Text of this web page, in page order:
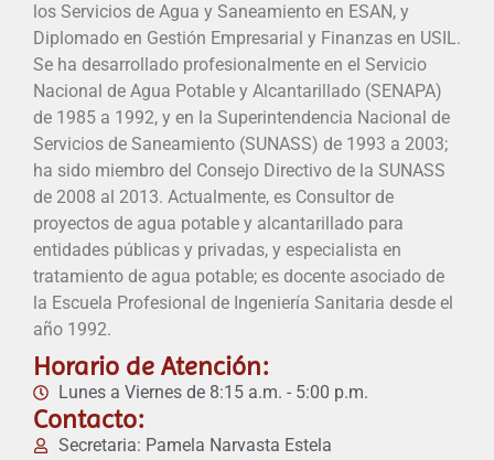
los Servicios de Agua y Saneamiento en ESAN, y
Diplomado en Gestión Empresarial y Finanzas en USIL.
Se ha desarrollado profesionalmente en el Servicio
Nacional de Agua Potable y Alcantarillado (SENAPA)
de 1985 a 1992, y en la Superintendencia Nacional de
Servicios de Saneamiento (SUNASS) de 1993 a 2003;
ha sido miembro del Consejo Directivo de la SUNASS
de 2008 al 2013. Actualmente, es Consultor de
proyectos de agua potable y alcantarillado para
entidades públicas y privadas, y especialista en
tratamiento de agua potable; es docente asociado de
la Escuela Profesional de Ingeniería Sanitaria desde el
año 1992.
Horario de Atención:
Lunes a Viernes de 8:15 a.m. - 5:00 p.m.
Contacto:
Secretaria: Pamela Narvasta Estela